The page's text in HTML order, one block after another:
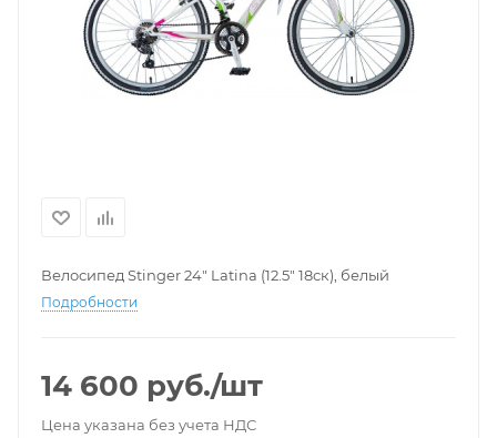
Велосипед Stinger 24" Latina (12.5" 18ск), белый
Подробности
14 600 руб./шт
Цена указана без учета НДС